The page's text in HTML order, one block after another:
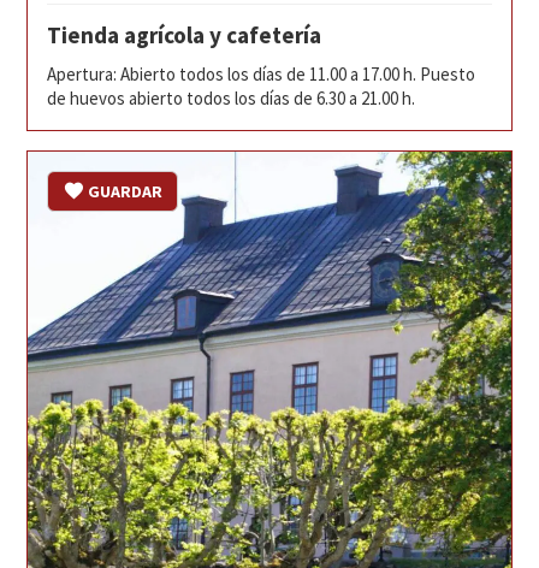
Tienda agrícola y cafetería
Apertura: Abierto todos los días de 11.00 a 17.00 h. Puesto
de huevos abierto todos los días de 6.30 a 21.00 h.
GUARDAR